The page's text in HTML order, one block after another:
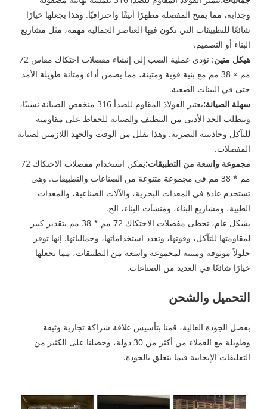
وجذابة، مما يمنح المفصلة مظهرًا أنيقًا واحترافيًا. وهذا يجعلها خيارًا
شائعًا للتطبيقات التي تكون فيها العناصر الجمالية مهمة، مثل مشاريع
البناء أو التصميم.
هيكل متين
: تؤدي عملية الصب إلى إنشاء مفصلات احتكاك مقاس 72
مم × 38 مم مع بنية قوية ومتينة، مما يضمن أداء ومتانة طويلة الأمد
حتى في البيئات الصعبة.
سهلة الصيانة:
يعتبر الفولاذ المقاوم للصدأ 316 منخفض الصيانة نسبيًا،
ويتطلب الحد الأدنى من التنظيف والصيانة للحفاظ على مقاومته
للتآكل وجاذبيته البصرية. وهذا يقلل من الوقت والجهد اللازمين لصيانة
المفصلات.
مجموعة واسعة من التطبيقات:
يمكن استخدام مفصلات الاحتكاك 72
مم * 38 مم في مجموعة متنوعة من الصناعات والتطبيقات. وهي
تستخدم عادة في المعدات البحرية، والآلات الصناعية، والمعدات
الطبية، ومشاريع البناء، ومنشآت البناء، الخ.
بشكل عام، تحظى مفصلات الاحتكاك 72 مم * 38 مم بتقدير كبير
لمقاومتها للتآكل، وقوتها، وتعدد استخداماتها، وجمالياتها. إنها توفر
حلولاً موثوقة ومتينة لمجموعة واسعة من التطبيقات، مما يجعلها
خيارًا شائعًا في العديد من الصناعات.
التحميل والشحن
بفضل الجودة العالية، قمنا بتأسيس علاقة شراكة تجارية وثيقة
وطويلة مع العملاء من أكثر من 30 دولة، وحصلنا على الكثير من
التعليقات الإيجابية فيما يتعلق بالجودة.